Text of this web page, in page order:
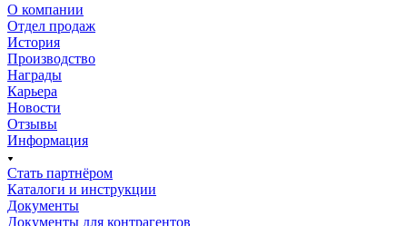
О компании
Отдел продаж
История
Производство
Награды
Карьера
Новости
Отзывы
Информация
Стать партнёром
Каталоги и инструкции
Документы
Документы для контрагентов